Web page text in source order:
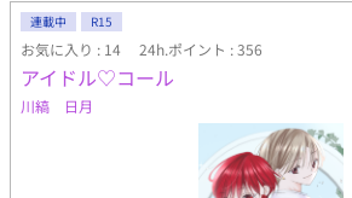
連載中 R15
お気に入り : 14 24h.ポイント : 356
アイドル♡コール
川縞 日月